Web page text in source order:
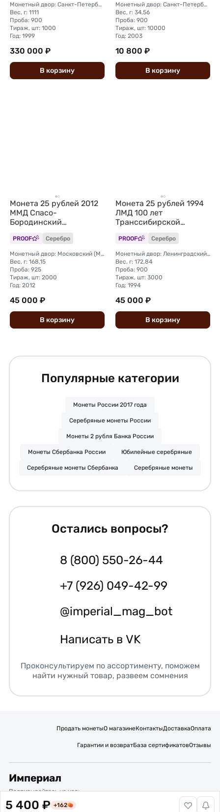
5 400 ₽ +162
Монетный двор: Санкт-Петербургский (СПМД)
Вес, г: 1111
Проба: 900
Тираж, шт: 1000
Год: 1999
330 000 ₽
В корзину
Монетный двор: Санкт-Петербургский (СПМД)
Вес, г: 34,56
Проба: 900
Тираж, шт: 10000
Год: 2003
10 800 ₽
В корзину
Монета 25 рублей 2012
ММД Спасо-
Бородинский
монастырь
PROOF Серебро
Монетный двор: Московский (ММД)
Вес, г: 168,15
Проба: 925
Тираж, шт: 2000
Год: 2012
45 000 ₽
В корзину
Монета 25 рублей 1994
ЛМД 100 лет
Транссибирской
магистрали Укладка
PROOF Серебро
Монетный двор: Ленинградский (ЛМД)
Вес, г: 172,84
Проба: 900
Тираж, шт: 3000
Год: 1994
45 000 ₽
В корзину
Популярные категории
Монеты России 2017 года
Серебряные монеты России
Монеты 2 рубля Банка России
Монеты Сбербанка России Юбилейные серебряные
Серебряные монеты Сбербанка Серебряные монеты
Остались вопросы?
8 (800) 550-26-44
+7 (926) 049-42-99
@imperial_mag_bot
Написать в VK
Проконсультируем по ассортименту, поможем
найти нужный товар, развеем сомнения
Продать монетыО магазинеКонтактыДоставкаОплата
Гарантии и возвратБаза сертификатовОтзывы
Империал
Подписывайтесь на нас:
Вакансии